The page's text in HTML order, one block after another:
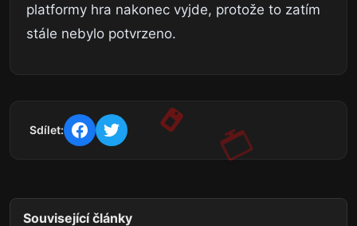
platformy hra nakonec vyjde, protože to zatím
stále nebylo potvrzeno.
Sdílet:
Související články